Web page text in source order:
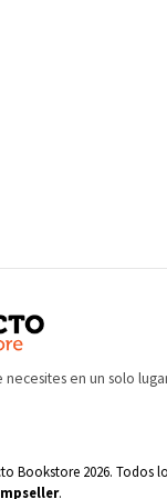
en un solo
Bookstore 2026. Todos
.